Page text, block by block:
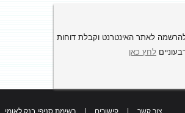
לאתר האינטרנט וקבלת דוחות
לחץ כאן
צור קשר קישורים רשימת סניפי בנק לאומי